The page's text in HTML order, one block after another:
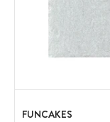
FUNCAKES